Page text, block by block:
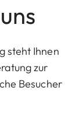
steht Ihnen
zur
Besucher